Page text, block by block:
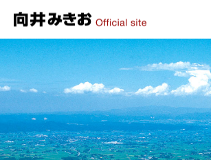
HOME
プロフィール
政策